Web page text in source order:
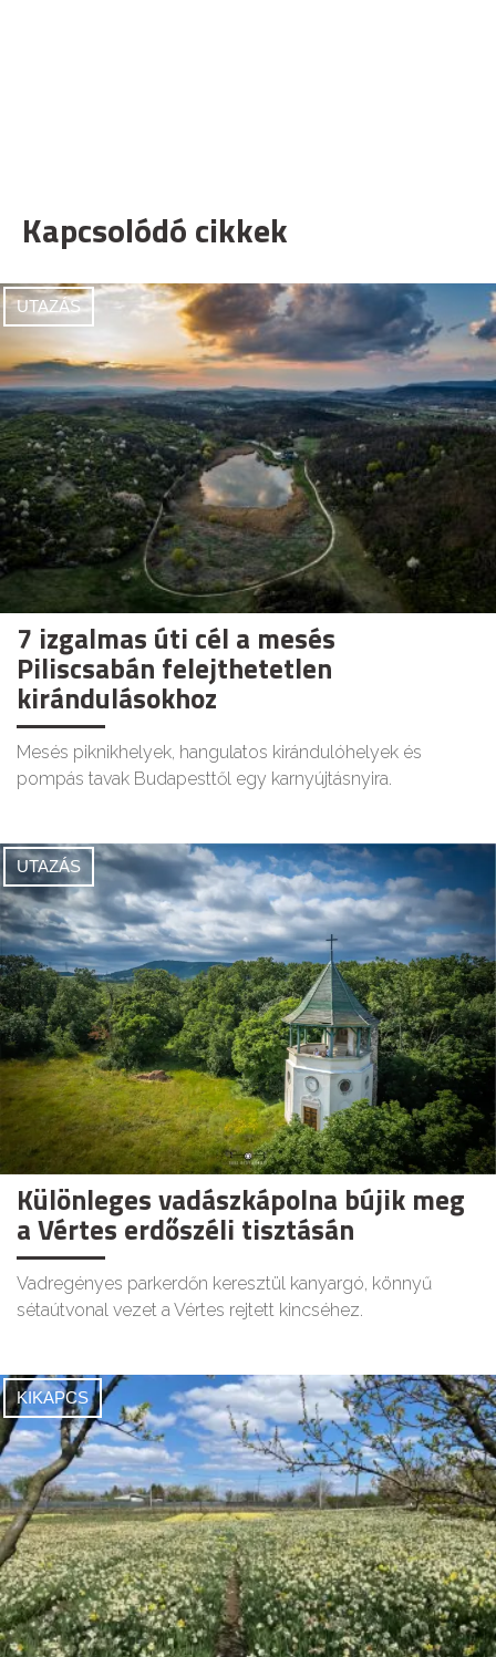
Kapcsolódó cikkek
UTAZÁS
7 izgalmas úti cél a mesés
Piliscsabán felejthetetlen
kirándulásokhoz
Mesés piknikhelyek, hangulatos kirándulóhelyek és
pompás tavak Budapesttől egy karnyújtásnyira.
UTAZÁS
Különleges vadászkápolna bújik meg
a Vértes erdőszéli tisztásán
Vadregényes parkerdőn keresztül kanyargó, könnyű
sétaútvonal vezet a Vértes rejtett kincséhez.
KIKAPCS